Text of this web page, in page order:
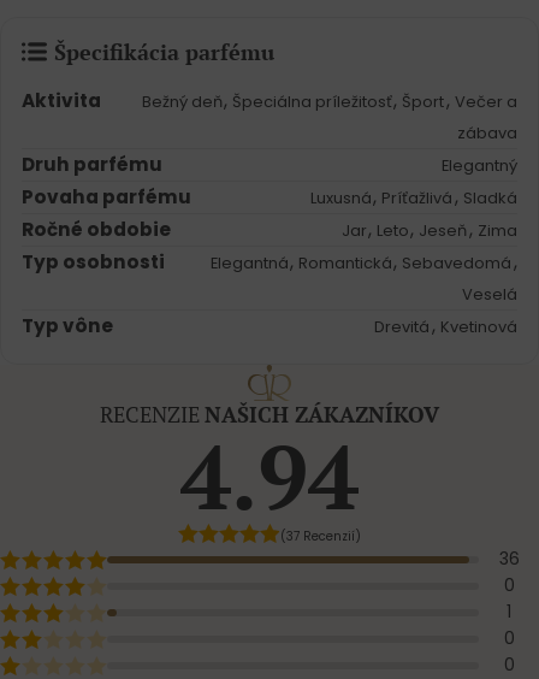
Špecifikácia parfému
Aktivita Bežný deň, Špeciálna príležitosť, Šport, Večer a
zábava
Druh parfému Elegantný
Povaha parfému Luxusná, Príťažlivá, Sladká
Ročné obdobie Jar, Leto, Jeseň, Zima
Typ osobnosti Elegantná, Romantická, Sebavedomá,
Veselá
Typ vône Drevitá, Kvetinová
RECENZIE NAŠICH ZÁKAZNÍKOV
4.94
(37 Recenzií)
36
0
1
0
0